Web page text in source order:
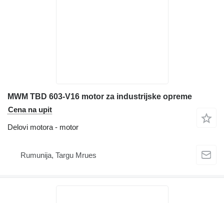
MWM TBD 603-V16 motor za industrijske opreme
Cena na upit
Delovi motora - motor
Rumunija, Targu Mrues